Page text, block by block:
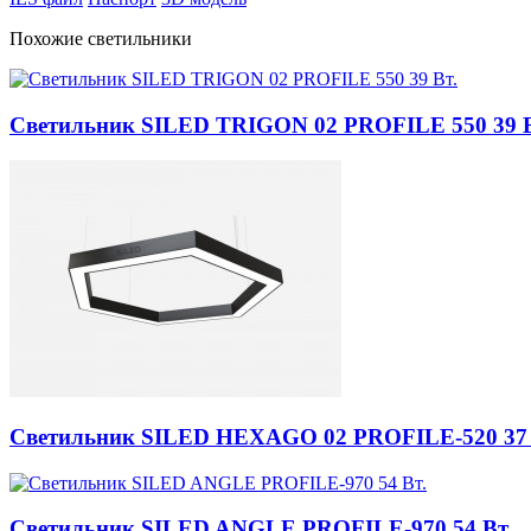
Похожие светильники
Светильник SILED TRIGON 02 PROFILE 550 39
Светильник SILED HEXAGO 02 PROFILE-520 37